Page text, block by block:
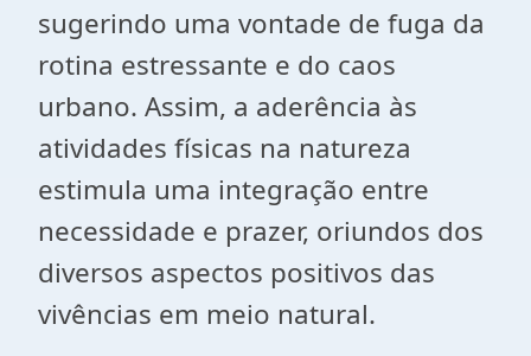
sugerindo uma vontade de fuga da
rotina estressante e do caos
urbano. Assim, a aderência às
atividades físicas na natureza
estimula uma integração entre
necessidade e prazer, oriundos dos
diversos aspectos positivos das
vivências em meio natural.